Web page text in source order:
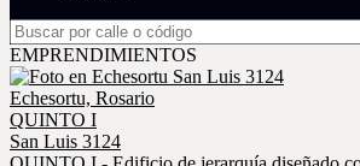
EMPRENDIMIENTOS
Echesortu, Rosario
QUINTO I
San Luis 3124